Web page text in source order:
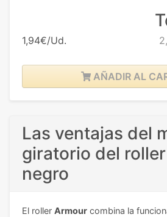
1,94€/Ud.
AÑADIR AL
Las ventajas del
giratorio del
negro
El roller Armour combina la